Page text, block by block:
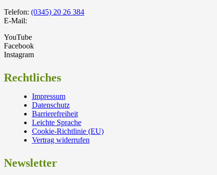
Telefon: (0345) 20 26 384
E-Mail:
YouTube
Facebook
Instagram
Rechtliches
Impressum
Datenschutz
Barrierefreiheit
Leichte Sprache
Cookie-Richtlinie (EU)
Vertrag widerrufen
Newsletter